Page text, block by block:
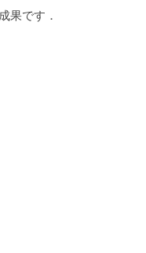
果です．